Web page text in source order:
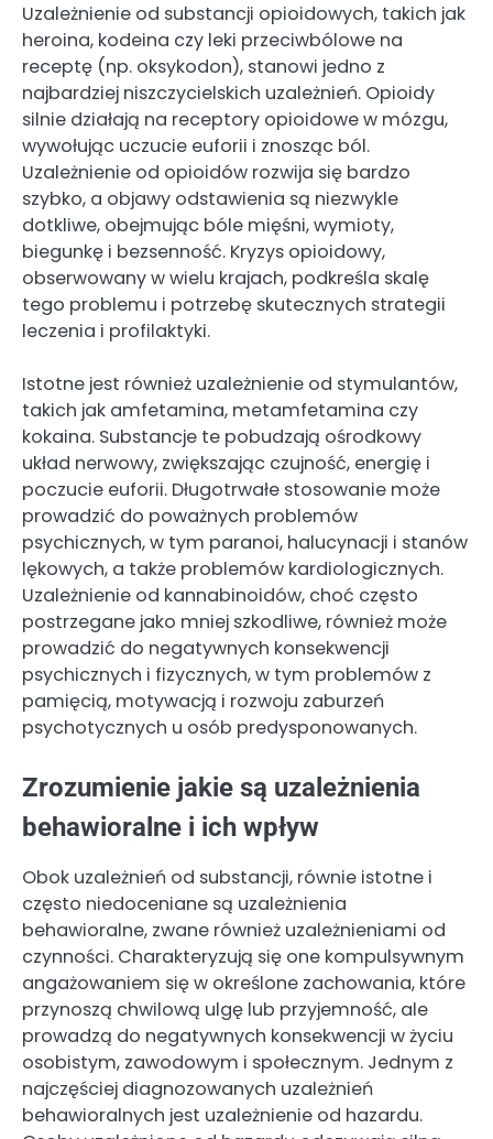
Uzależnienie od substancji opioidowych, takich jak
heroina, kodeina czy leki przeciwbólowe na
receptę (np. oksykodon), stanowi jedno z
najbardziej niszczycielskich uzależnień. Opioidy
silnie działają na receptory opioidowe w mózgu,
wywołując uczucie euforii i znosząc ból.
Uzależnienie od opioidów rozwija się bardzo
szybko, a objawy odstawienia są niezwykle
dotkliwe, obejmując bóle mięśni, wymioty,
biegunkę i bezsenność. Kryzys opioidowy,
obserwowany w wielu krajach, podkreśla skalę
tego problemu i potrzebę skutecznych strategii
leczenia i profilaktyki.
Istotne jest również uzależnienie od stymulantów,
takich jak amfetamina, metamfetamina czy
kokaina. Substancje te pobudzają ośrodkowy
układ nerwowy, zwiększając czujność, energię i
poczucie euforii. Długotrwałe stosowanie może
prowadzić do poważnych problemów
psychicznych, w tym paranoi, halucynacji i stanów
lękowych, a także problemów kardiologicznych.
Uzależnienie od kannabinoidów, choć często
postrzegane jako mniej szkodliwe, również może
prowadzić do negatywnych konsekwencji
psychicznych i fizycznych, w tym problemów z
pamięcią, motywacją i rozwoju zaburzeń
psychotycznych u osób predysponowanych.
Zrozumienie jakie są uzależnienia
behawioralne i ich wpływ
Obok uzależnień od substancji, równie istotne i
często niedoceniane są uzależnienia
behawioralne, zwane również uzależnieniami od
czynności. Charakteryzują się one kompulsywnym
angażowaniem się w określone zachowania, które
przynoszą chwilową ulgę lub przyjemność, ale
prowadzą do negatywnych konsekwencji w życiu
osobistym, zawodowym i społecznym. Jednym z
najczęściej diagnozowanych uzależnień
behawioralnych jest uzależnienie od hazardu.